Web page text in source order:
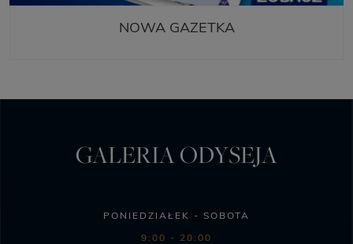
NOWA GAZETKA
GALERIA ODYSEJA
PONIEDZIAŁEK - SOBOTA
9:00 - 20:00